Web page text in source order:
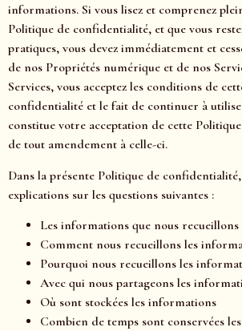
informations. Si vous lisez et comprenez
Politique de confidentialité, et que vous
pratiques, vous devez immédiatement et
de nos Propriétés numérique et de nos
Services, vous acceptez les conditions de
confidentialité et le fait de continuer à
constitue votre acceptation de cette
de tout amendement à celle-ci.
Dans la présente Politique de
explications sur les questions suivantes :
Les informations que nous recueillons
Comment nous recueillons les
Pourquoi nous recueillons les
Avec qui nous partageons les
Où sont stockées les informations
Combien de temps sont conservées